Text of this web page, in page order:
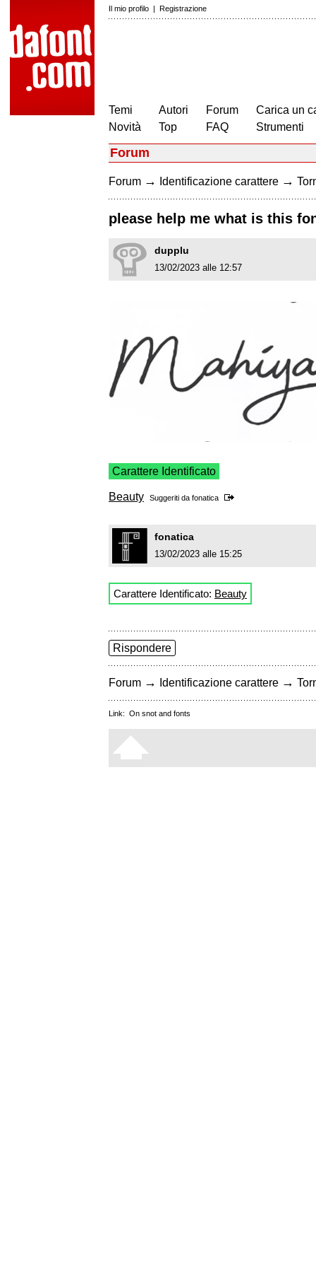
Il mio profilo | Registrazione
Temi
Novità
Autori
Top
Forum
FAQ
Carica un
Strumenti
Forum
Forum → Identificazione carattere →
please help me what is this
dupplu
13/02/2023 alle 12:57
Carattere Identificato
Beauty Suggeriti da fonatica
fonatica
13/02/2023 alle 15:25
Carattere Identificato: Beauty
Rispondere
Forum → Identificazione carattere →
Link: On snot and fonts